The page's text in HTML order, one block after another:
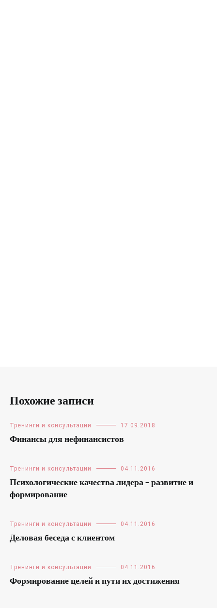
Похожие записи
Тренинги и консультации 17.09.2018
Финансы для нефинансистов
Тренинги и консультации 04.11.2016
Психологические качества лидера – развитие и
формирование
Тренинги и консультации 04.11.2016
Деловая беседа с клиентом
Тренинги и консультации 04.11.2016
Формирование целей и пути их достижения